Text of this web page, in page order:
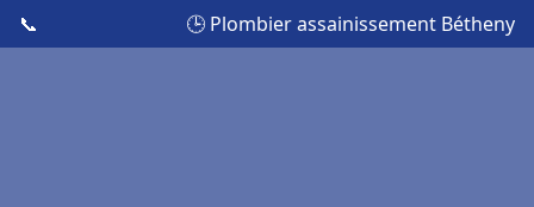
📞 🕒 Plombier assainissement Bétheny